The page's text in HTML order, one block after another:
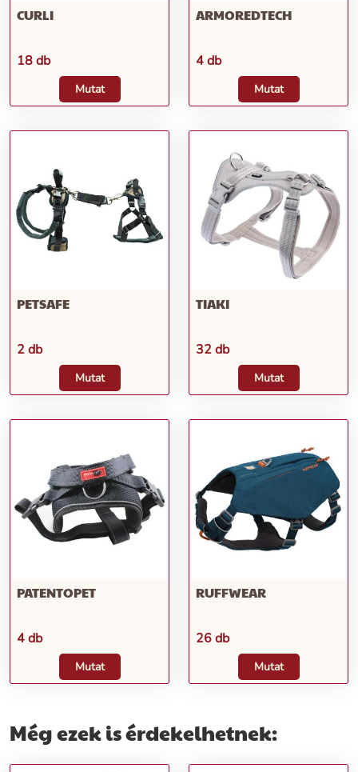
CURLI
18 db
Mutat
ARMOREDTECH
4 db
Mutat
PETSAFE
2 db
Mutat
TIAKI
32 db
Mutat
PATENTOPET
4 db
Mutat
RUFFWEAR
26 db
Mutat
Még ezek is érdekelhetnek: